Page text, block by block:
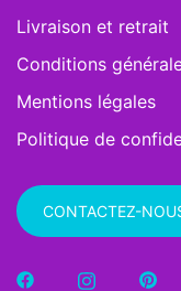
Livraison et retrait
Conditions
Mentions légales
Politique de
CONTACTEZ-